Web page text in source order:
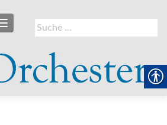
Suche
nach:
SCHALTE NAVIGATION